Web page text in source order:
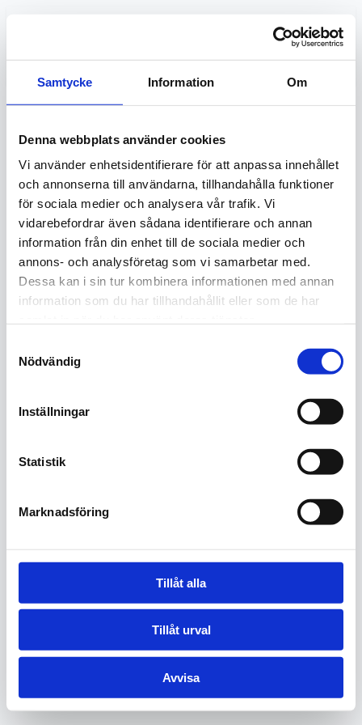
Samtycke Information Om
Denna webbplats använder cookies
Vi använder enhetsidentifierare för att anpassa innehållet
och annonserna till användarna, tillhandahålla funktioner
för sociala medier och analysera vår trafik. Vi
vidarebefordrar även sådana identifierare och annan
information från din enhet till de sociala medier och
annons- och analysföretag som vi samarbetar med.
Dessa kan i sin tur kombinera informationen med annan
information som du har tillhandahållit eller som de har
Nödvändig
Inställningar
Statistik
Marknadsföring
Tillåt alla
Tillåt urval
Avvisa
innehåll
Tack för ditt
att kontakta dig så snart som möjligt.
© 2016 – 2026 Stinas Hemhjälp AB. Alla rättigheter
förbehållna.